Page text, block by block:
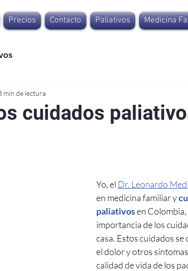
Precios Contacto Paliativos Medicina
cuidados
min de lectura
Yo, el Dr. Leonardo
en medicina familiar y
paliativos en
importancia de los
casa. Estos cuidados
el dolor y otros
calidad de vida de los